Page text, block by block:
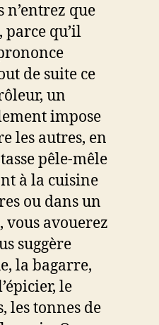
n’entrez que
parce qu’il
de suite ce
un
impose
les autres, en
pêle-mêle
à la cuisine
ou dans un
vous avouerez
suggère
la bagarre,
le
les tonnes de